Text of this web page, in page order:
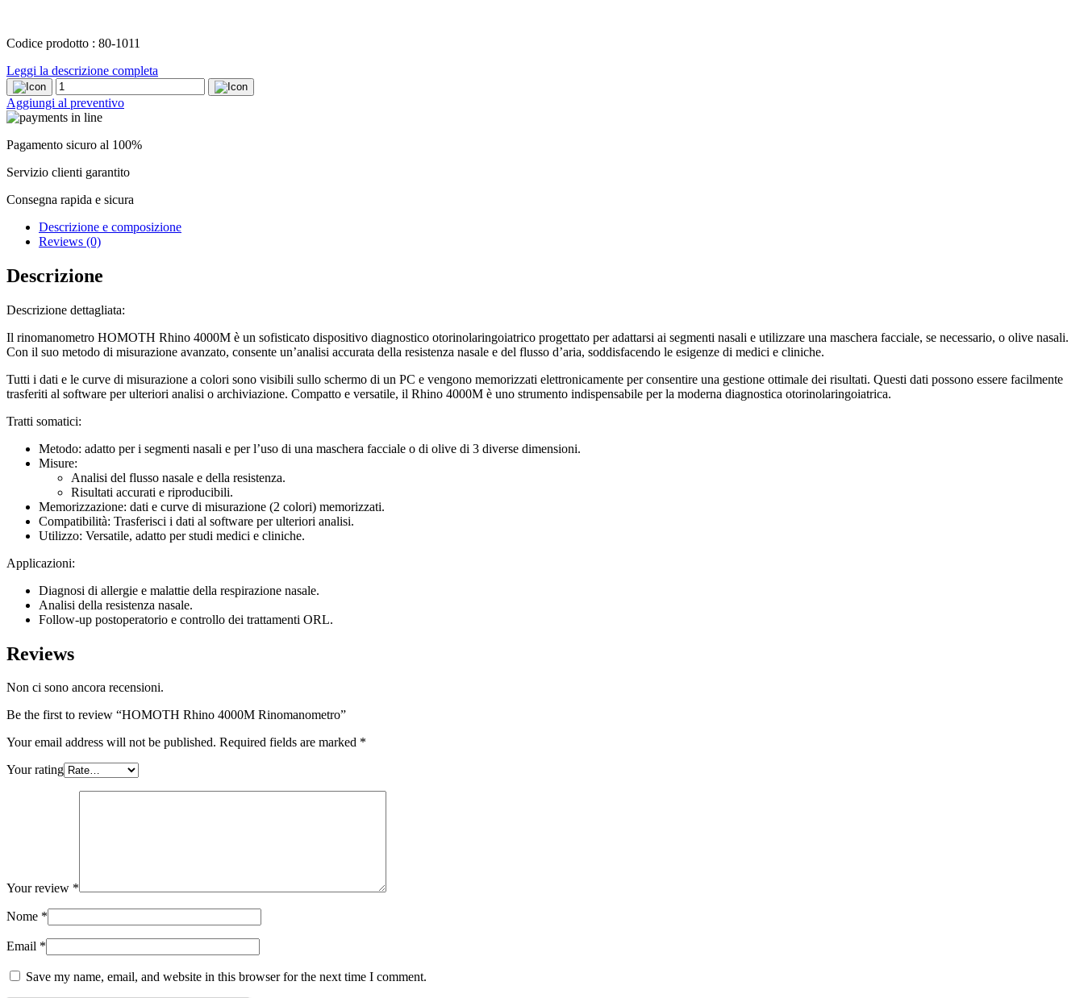
Codice prodotto : 80-1011
Leggi la descrizione completa
HOMOTH
Rhino
4000M
Rinomanometro
quantity
Aggiungi al preventivo
Pagamento sicuro al 100%
Servizio clienti garantito
Consegna rapida e sicura
Descrizione e composizione
Reviews (0)
Descrizione
Descrizione dettagliata:
Il rinomanometro HOMOTH Rhino 4000M è un sofisticato dispositivo diagnostico otorinolaringoiatrico progettato per adattarsi ai segmenti nasali e utilizzare una maschera facciale, se necessario, o olive nasali.
Con il suo metodo di misurazione avanzato, consente un’analisi accurata della resistenza nasale e del flusso d’aria, soddisfacendo le esigenze di medici e cliniche.
Tutti i dati e le curve di misurazione a colori sono visibili sullo schermo di un PC e vengono memorizzati elettronicamente per consentire una gestione ottimale dei risultati. Questi dati possono essere facilmente
trasferiti al software per ulteriori analisi o archiviazione. Compatto e versatile, il Rhino 4000M è uno strumento indispensabile per la moderna diagnostica otorinolaringoiatrica.
Tratti somatici:
Metodo: adatto per i segmenti nasali e per l’uso di una maschera facciale o di olive di 3 diverse dimensioni.
Misure:
Analisi del flusso nasale e della resistenza.
Risultati accurati e riproducibili.
Memorizzazione: dati e curve di misurazione (2 colori) memorizzati.
Compatibilità: Trasferisci i dati al software per ulteriori analisi.
Utilizzo: Versatile, adatto per studi medici e cliniche.
Applicazioni:
Diagnosi di allergie e malattie della respirazione nasale.
Analisi della resistenza nasale.
Follow-up postoperatorio e controllo dei trattamenti ORL.
Reviews
Non ci sono ancora recensioni.
Be the first to review “HOMOTH Rhino 4000M Rinomanometro”
Your email address will not be published. Required fields are marked *
Your rating
Your review *
Nome *
Email *
Save my name, email, and website in this browser for the next time I comment.